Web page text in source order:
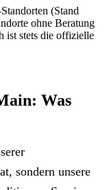
(Stand
ohne Beratung
ist stets die offizielle
Was
sondern unsere